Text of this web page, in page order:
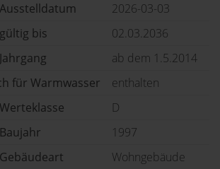
2026-03-03
bis
02.03.2036
ab dem 1.5.2014
für Warmwasser
enthalten
D
1997
Wohngebäude